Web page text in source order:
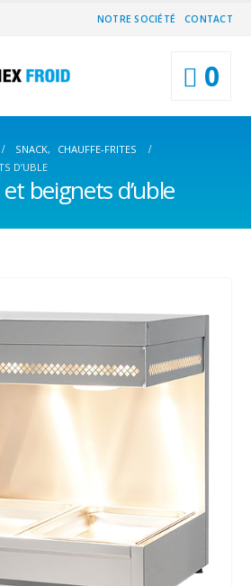
NOTRE SOCIÉTÉ CONTACT
0
SNACK,
CHAUFFE-FRITES
D’UBLE
beignets d’uble